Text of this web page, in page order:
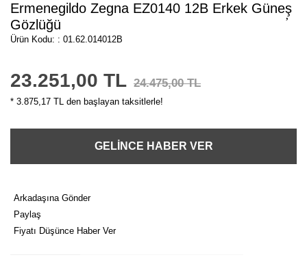
Ermenegildo Zegna EZ0140 12B Erkek Güneş
Gözlüğü
Ürün Kodu: : 01.62.014012B
23.251,00 TL 24.475,00 TL
* 3.875,17 TL den başlayan taksitlerle!
GELİNCE HABER VER
Arkadaşına Gönder
Paylaş
Fiyatı Düşünce Haber Ver